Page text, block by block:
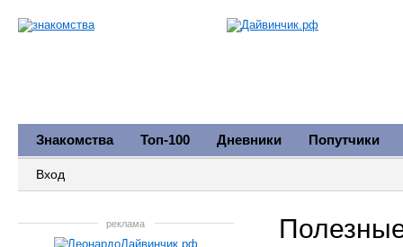
Знакомства Топ-100 Дневники Попутчики
Вход
реклама